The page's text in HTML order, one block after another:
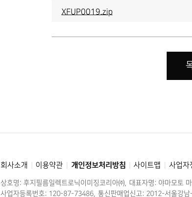
XFUP0019.zip
회사소개 이용약관 개인정보처리방침 사이트맵 사업자
상호명: 후지필름일렉트로닉이미징코리아㈜
대표자명: 야마모토
사업자등록번호: 120-87-73486
통신판매업신고: 2012-서울강